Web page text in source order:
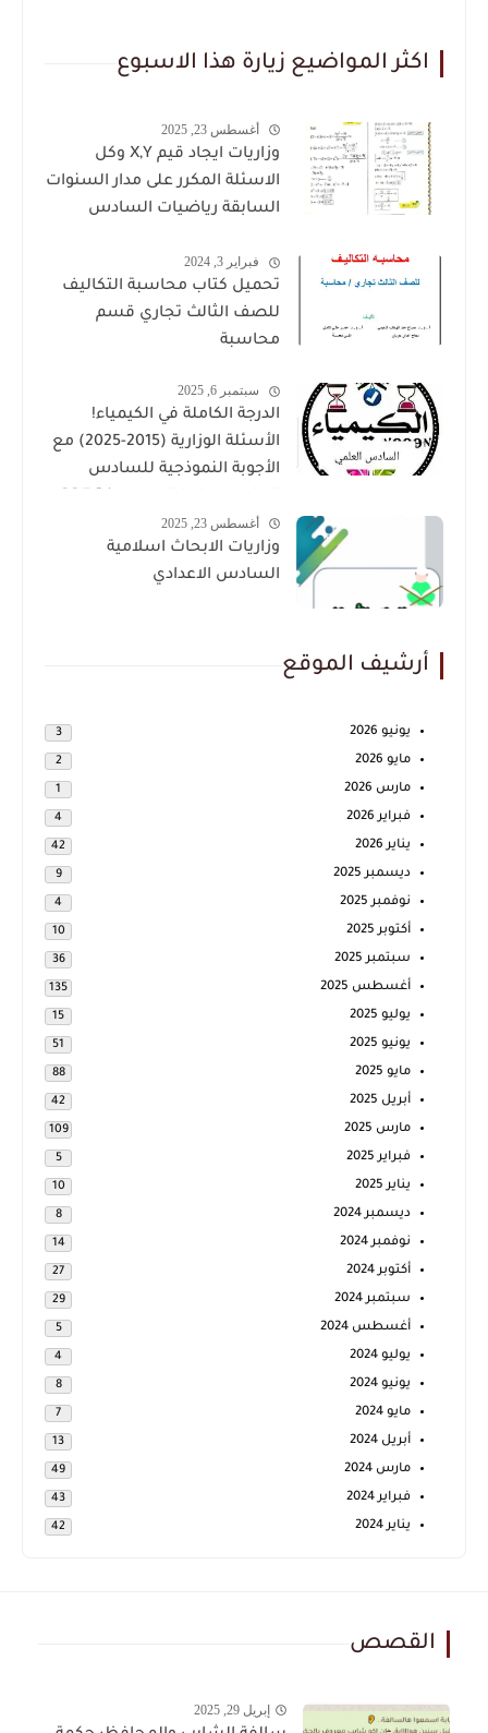
اكثر المواضيع زيارة هذا الاسبوع
أغسطس 23, 2025
وزاريات ايجاد قيم X,Y وكل
الاسئلة المكرر على مدار السنوات
السابقة رياضيات السادس
فبراير 3, 2024
تحميل كتاب محاسبة التكاليف
للصف الثالث تجاري قسم
محاسبة
سبتمبر 6, 2025
الدرجة الكاملة في الكيمياء!
الأسئلة الوزارية (2015-2025) مع
الأجوبة النموذجية للسادس
أغسطس 23, 2025
وزاريات الابحاث اسلامية
السادس الاعدادي
أرشيف الموقع
يونيو 2026 3
مايو 2026 2
مارس 2026 1
فبراير 2026 4
يناير 2026 42
ديسمبر 2025 9
نوفمبر 2025 4
أكتوبر 2025 10
سبتمبر 2025 36
أغسطس 2025 135
يوليو 2025 15
يونيو 2025 51
مايو 2025 88
أبريل 2025 42
مارس 2025 109
فبراير 2025 5
يناير 2025 10
ديسمبر 2024 8
نوفمبر 2024 14
أكتوبر 2024 27
سبتمبر 2024 29
أغسطس 2024 5
يوليو 2024 4
يونيو 2024 8
مايو 2024 7
أبريل 2024 13
مارس 2024 49
فبراير 2024 43
يناير 2024 42
القصص
إبريل 29, 2025